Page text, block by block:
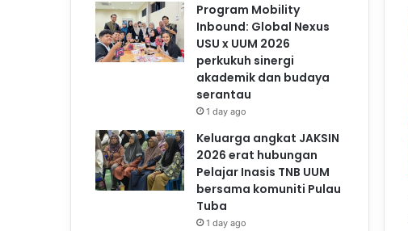
Program Mobility
Inbound: Global Nexus
USU x UUM 2026
perkukuh sinergi
akademik dan budaya
serantau
1 day ago
Keluarga angkat JAKSIN
2026 erat hubungan
Pelajar Inasis TNB UUM
bersama komuniti Pulau
Tuba
1 day ago